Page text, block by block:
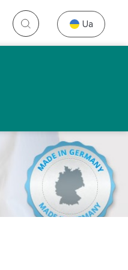
Ua